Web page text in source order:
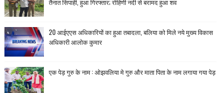
तैनात सिपाही, हुआ गिरफ्तार; रोहिणी नदी से बरामद हुआ शव
20 आईएएस अधिकारियों का हुआ तबादला, बलिया को मिले नये मुख्य विकास
अधिकारी आलोक कुमार
एक पेड़ गुरु के नाम : ओझवलिया मे गुरु और माता पिता के नाम लगाया गया पेड़